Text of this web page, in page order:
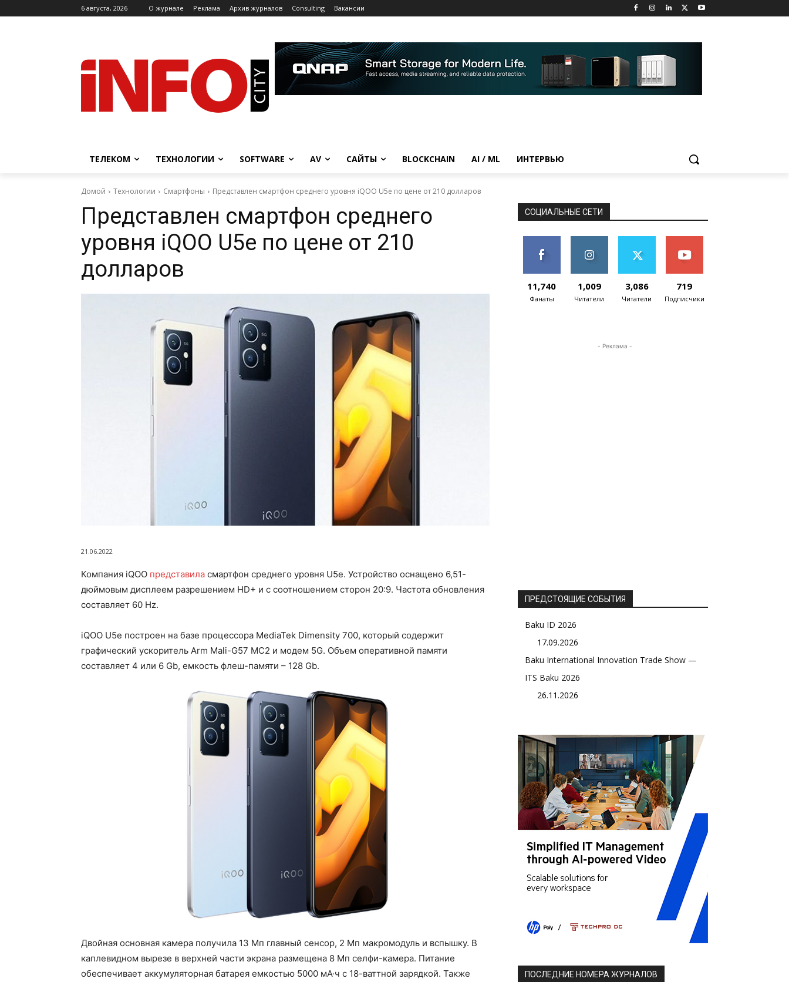
6 августа, 2026 O журнале Реклама Архив журналов Consulting Вакансии
ТЕЛЕКОМ ТЕХНОЛОГИИ SOFTWARE AV САЙТЫ BLOCKCHAIN AI / ML ИНТЕРВЬЮ
Домой Технологии Смартфоны Представлен смартфон среднего уровня iQOO U5e по цене от 210 долларов
Представлен смартфон среднего
уровня iQOO U5e по цене от 210
долларов
21.06.2022
Компания iQOO представила смартфон среднего уровня U5e. Устройство оснащено 6,51-
дюймовым дисплеем разрешением HD+ и с соотношением сторон 20:9. Частота обновления
составляет 60 Hz.
iQOO U5e построен на базе процессора MediaTek Dimensity 700, который содержит
графический ускоритель Arm Mali-G57 MC2 и модем 5G. Объем оперативной памяти
составляет 4 или 6 Gb, емкость флеш-памяти – 128 Gb.
Двойная основная камера получила 13 Мп главный сенсор, 2 Мп макромодуль и вспышку. В
каплевидном вырезе в верхней части экрана размещена 8 Мп селфи-камера. Питание
обеспечивает аккумуляторная батарея емкостью 5000 мА·ч с 18-ваттной зарядкой. Также
СОЦИАЛЬНЫЕ СЕТИ
11,740
Фанаты
1,009
Читатели
3,086
Читатели
719
Подписчики
- Реклама -
ПРЕДСТОЯЩИЕ СОБЫТИЯ
Baku ID 2026
17.09.2026
Baku International Innovation Trade Show —
ITS Baku 2026
26.11.2026
ПОСЛЕДНИЕ НОМЕРА ЖУРНАЛОВ